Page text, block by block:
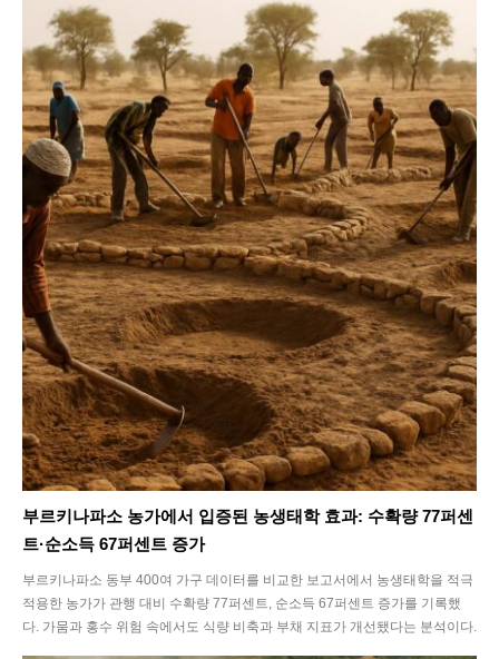
SEARCH...
Climate
Energy
Food
Health
Life
Interview
Article
Tech
부르키나파소 농가에서 입증된 농생태학 효과: 수확량 77퍼센
트·순소득 67퍼센트 증가
부르키나파소 동부 400여 가구 데이터를 비교한 보고서에서 농생태학을 적극
적용한 농가가 관행 대비 수확량 77퍼센트, 순소득 67퍼센트 증가를 기록했
다. 가뭄과 홍수 위험 속에서도 식량 비축과 부채 지표가 개선됐다는 분석이다.